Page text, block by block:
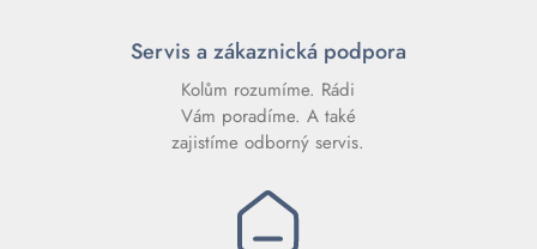
Servis a zákaznická podpora
Kolům rozumíme. Rádi
Vám poradíme. A také
zajistíme odborný servis.